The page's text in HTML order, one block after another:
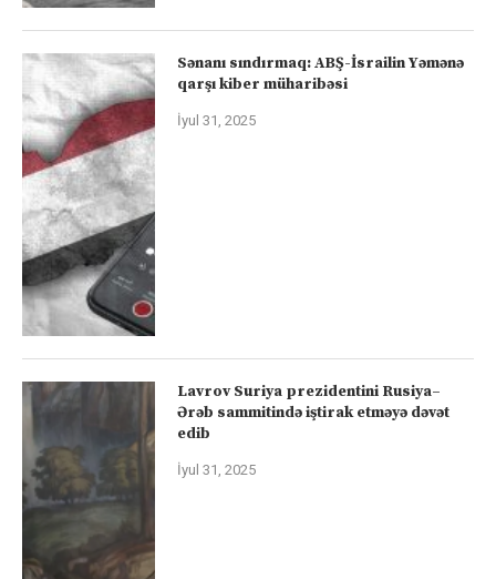
Sənanı sındırmaq: ABŞ-İsrailin Yəmənə
qarşı kiber müharibəsi
İyul 31, 2025
Lavrov Suriya prezidentini Rusiya–
Ərəb sammitində iştirak etməyə dəvət
edib
İyul 31, 2025